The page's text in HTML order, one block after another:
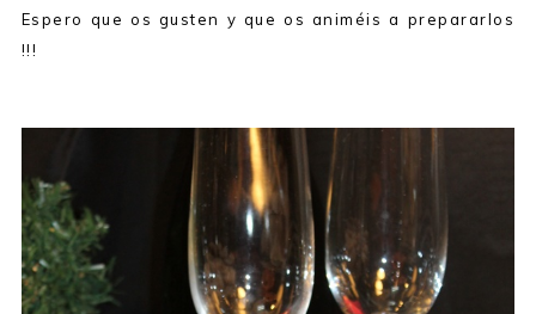
Espero que os gusten y que os animéis a prepararlos
!!!